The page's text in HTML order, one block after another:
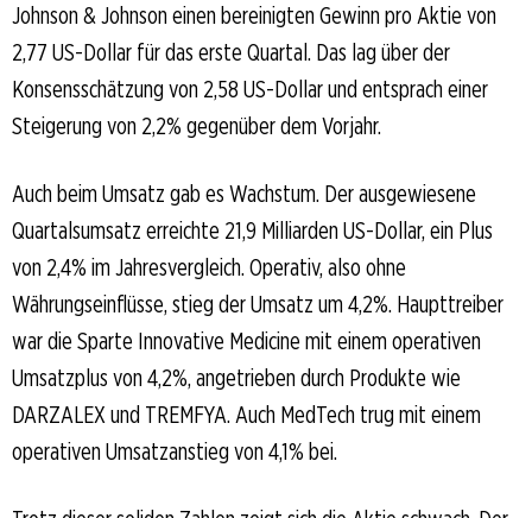
Johnson & Johnson einen bereinigten Gewinn pro Aktie von
2,77 US-Dollar für das erste Quartal. Das lag über der
Konsensschätzung von 2,58 US-Dollar und entsprach einer
Steigerung von 2,2% gegenüber dem Vorjahr.
Auch beim Umsatz gab es Wachstum. Der ausgewiesene
Quartalsumsatz erreichte 21,9 Milliarden US-Dollar, ein Plus
von 2,4% im Jahresvergleich. Operativ, also ohne
Währungseinflüsse, stieg der Umsatz um 4,2%. Haupttreiber
war die Sparte Innovative Medicine mit einem operativen
Umsatzplus von 4,2%, angetrieben durch Produkte wie
DARZALEX und TREMFYA. Auch MedTech trug mit einem
operativen Umsatzanstieg von 4,1% bei.